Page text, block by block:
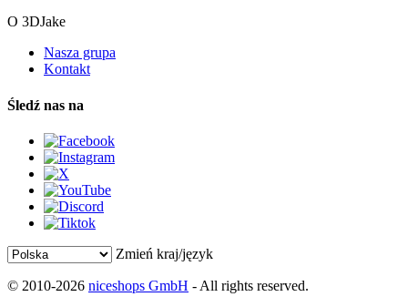
O 3DJake
Nasza grupa
Kontakt
Śledź nas na
Zmień kraj/język
© 2010-2026 niceshops GmbH - All rights reserved.